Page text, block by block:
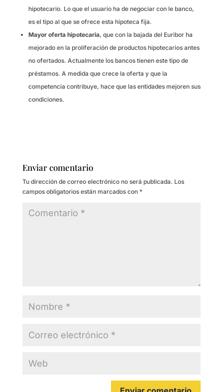
hipotecario. Lo que el usuario ha de negociar con le banco,
es el tipo al que se ofrece esta hipoteca fija.
Mayor oferta hipotecaria, que con la bajada del Euribor ha
mejorado en la proliferación de productos hipotecarios antes
no ofertados. Actualmente los bancos tienen este tipo de
préstamos. A medida que crece la oferta y que la
competencia contribuye, hace que las entidades mejoren sus
condiciones.
Enviar comentario
Tu dirección de correo electrónico no será publicada. Los
campos obligatorios están marcados con *